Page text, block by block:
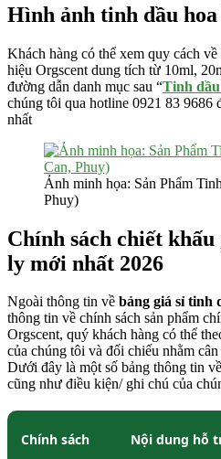
Hình ảnh tinh dầu
Khách hàng có thể xem quy cách
hiệu Orgscent dung tích từ 10ml,
đường dẫn danh mục sau “Tinh
chúng tôi qua hotline 0921 83 9686
nhất
Ảnh minh họa: Sản Phẩm
Phuy)
Chính sách chiết
ly mới nhất 2026
Ngoài thông tin về bảng giá sỉ tinh
thông tin về chính sách sản phẩm
Orgscent, quý khách hàng có thể
của chúng tôi và đối chiếu nhằm
Dưới đây là một số bảng thông tin
cũng như điều kiện/ ghi chú của
Chính sách Nội dung hỗ